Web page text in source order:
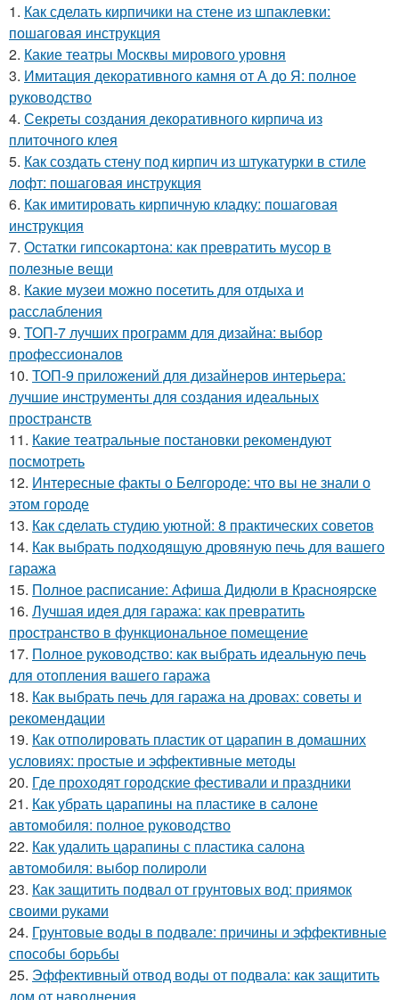
1. Как сделать кирпичики на стене из шпаклевки:
пошаговая инструкция
2. Какие театры Москвы мирового уровня
3. Имитация декоративного камня от А до Я: полное
руководство
4. Секреты создания декоративного кирпича из
плиточного клея
5. Как создать стену под кирпич из штукатурки в стиле
лофт: пошаговая инструкция
6. Как имитировать кирпичную кладку: пошаговая
инструкция
7. Остатки гипсокартона: как превратить мусор в
полезные вещи
8. Какие музеи можно посетить для отдыха и
расслабления
9. ТОП-7 лучших программ для дизайна: выбор
профессионалов
10. ТОП-9 приложений для дизайнеров интерьера:
лучшие инструменты для создания идеальных
пространств
11. Какие театральные постановки рекомендуют
посмотреть
12. Интересные факты о Белгороде: что вы не знали о
этом городе
13. Как сделать студию уютной: 8 практических советов
14. Как выбрать подходящую дровяную печь для вашего
гаража
15. Полное расписание: Афиша Дидюли в Красноярске
16. Лучшая идея для гаража: как превратить
пространство в функциональное помещение
17. Полное руководство: как выбрать идеальную печь
для отопления вашего гаража
18. Как выбрать печь для гаража на дровах: советы и
рекомендации
19. Как отполировать пластик от царапин в домашних
условиях: простые и эффективные методы
20. Где проходят городские фестивали и праздники
21. Как убрать царапины на пластике в салоне
автомобиля: полное руководство
22. Как удалить царапины с пластика салона
автомобиля: выбор полироли
23. Как защитить подвал от грунтовых вод: приямок
своими руками
24. Грунтовые воды в подвале: причины и эффективные
способы борьбы
25. Эффективный отвод воды от подвала: как защитить